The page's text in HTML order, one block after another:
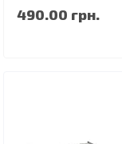
490.00 грн.